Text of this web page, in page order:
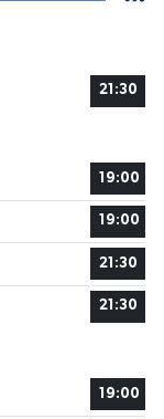
21:30
19:00
19:00
21:30
21:30
19:00